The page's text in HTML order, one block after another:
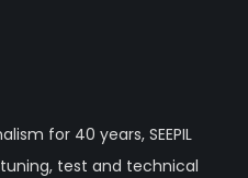
for 40 years, SEEPIL
test and technical